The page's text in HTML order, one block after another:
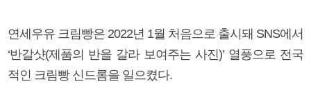
연세우유 크림빵은 2022년 1월 처음으로 출시돼 SNS에서
‘반갈샷(제품의 반을 갈라 보여주는 사진)’ 열풍으로 전국
적인 크림빵 신드롬을 일으켰다.